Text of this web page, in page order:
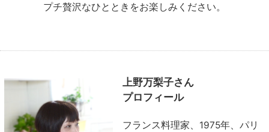
プチ贅沢なひとときをお楽しみください。
上野万梨子さん
プロフィール
フランス料理家、1975年、パリ